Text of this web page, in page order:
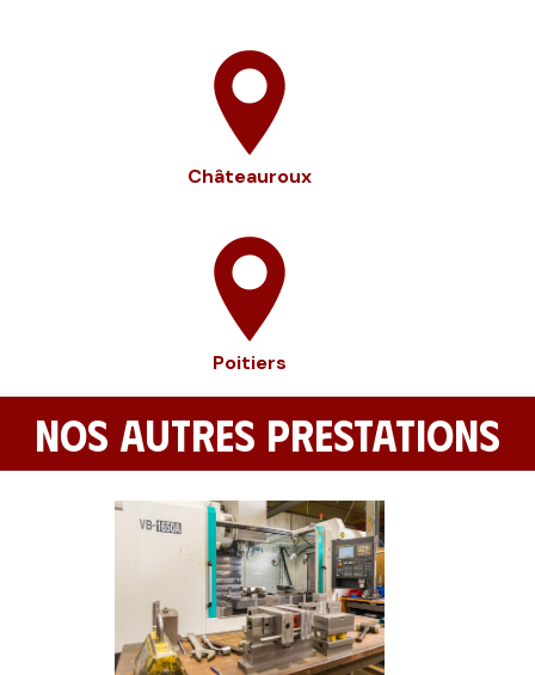
Châteauroux
Poitiers
NOS AUTRES PRESTATIONS